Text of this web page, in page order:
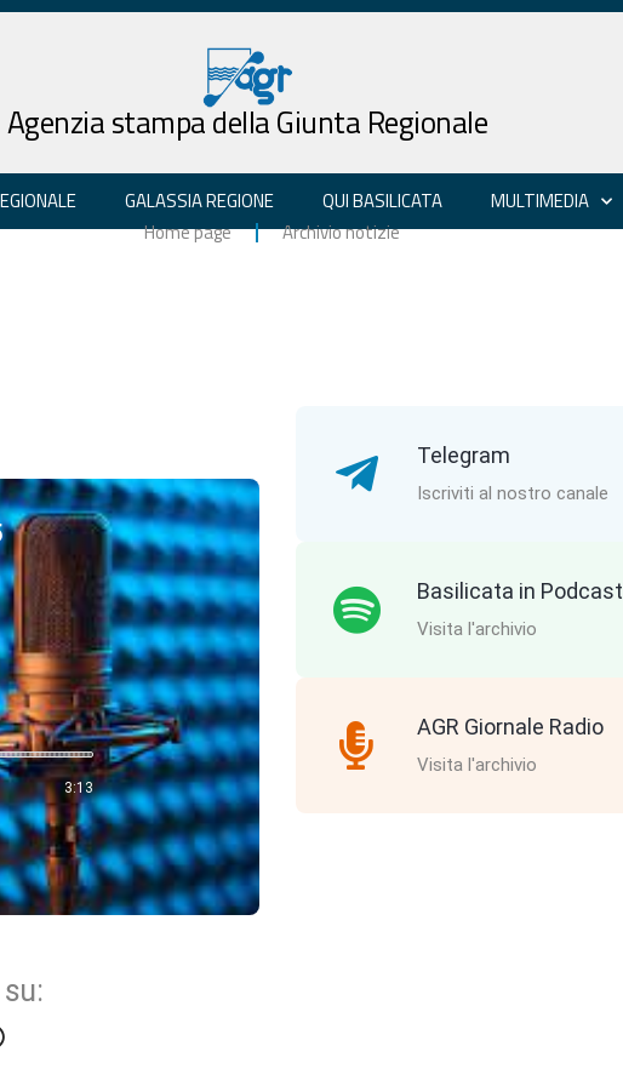
Agenzia stampa della Giunta Regionale
GALASSIA REGIONE QUI BASILICATA
MULTIMEDIA
Home page
Archivio notizie
3:13
Telegram
Iscriviti al nostro canale
Basilicata in Podcast
Visita l'archivio
AGR Giornale Radio
Visita l'archivio